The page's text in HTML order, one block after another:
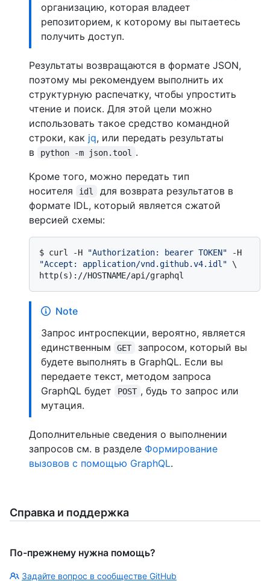
организацию, которая владеет
репозиторием, к которому вы пытаетесь
получить доступ.
Результаты возвращаются в формате JSON,
поэтому мы рекомендуем выполнить их
структурную распечатку, чтобы упростить
чтение и поиск. Для этой цели можно
использовать такое средство командной
строки, как jq, или передать результаты
в
python -m json.tool
.
Кроме того, можно передать тип
носителя
idl
для возврата результатов в
формате IDL, который является сжатой
версией схемы:
$ curl -H "Authorization: bearer TOKEN"
"Accept: application/vnd.github.v4.idl" \
http(s)://HOSTNAME/api/graphql
Note
Запрос интроспекции, вероятно, является
единственным
GET
запросом, который вы
будете выполнять в GraphQL. Если вы
передаете текст, методом запроса
GraphQL будет
POST , будь то запрос или
мутация.
Дополнительные сведения о выполнении
запросов см. в разделе Формирование
вызовов с помощью GraphQL.
Справка и поддержка
По-прежнему нужна помощь?
Задайте вопрос в сообществе GitHub